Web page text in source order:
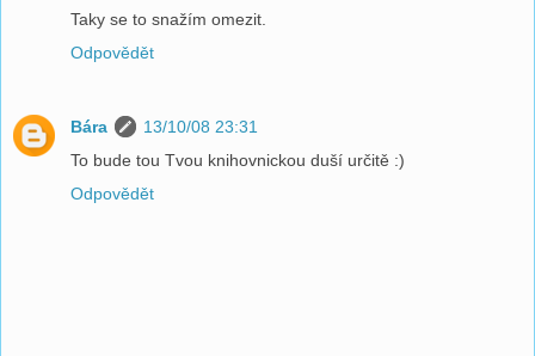
Taky se to snažím omezit.
Odpovědět
Bára
13/10/08 23:31
To bude tou Tvou knihovnickou duší určitě :)
Odpovědět